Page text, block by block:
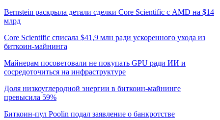
Bernstein раскрыла детали сделки Core Scientific с AMD на $14
млрд
Core Scientific списала $41,9 млн ради ускоренного ухода из
биткоин-майнинга
Майнерам посоветовали не покупать GPU ради ИИ и
сосредоточиться на инфраструктуре
Доля низкоуглеродной энергии в биткоин-майнинге
превысила 59%
Биткоин-пул Poolin подал заявление о банкротстве